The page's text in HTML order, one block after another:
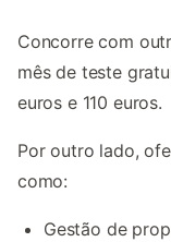
Concorre com
mês de teste
euros e 110 euros.
Por outro lado,
como:
Gestão de